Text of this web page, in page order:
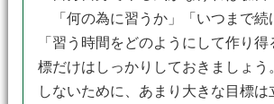
「何の為に習うか」「いつまで続
「習う時間をどのようにして作り得
標だけはしっかりしておきましょう
しないために、あまり大きな目標は